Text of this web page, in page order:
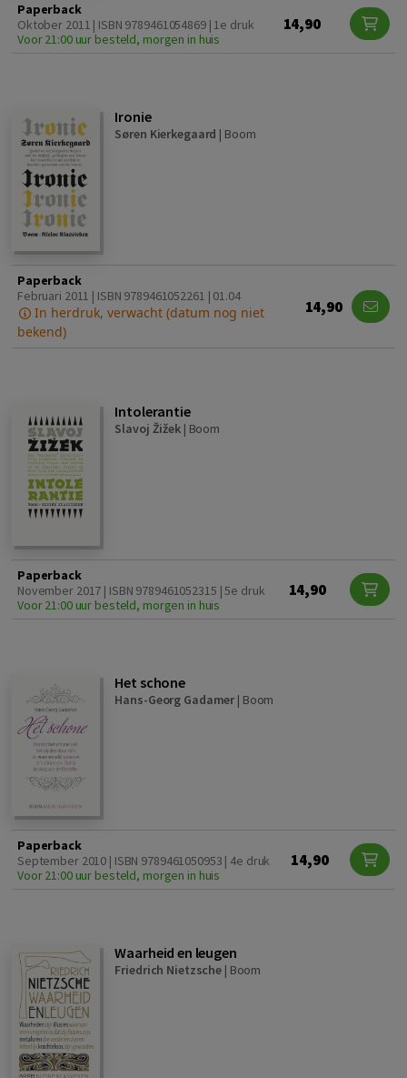
Paperback
Oktober 2011 | ISBN 9789461054869 | 1e druk
Voor 21:00 uur besteld, morgen in huis
14,90
Ironie
Søren Kierkegaard | Boom
Paperback
Februari 2011 | ISBN 9789461052261 | 01.04
In herdruk, verwacht (datum nog niet
bekend)
14,90
Intolerantie
Slavoj Žižek| Boom
Paperback
November 2017 | ISBN 9789461052315 | 5e druk
Voor 21:00 uur besteld, morgen in huis
14,90
Het schone
Hans-Georg Gadamer | Boom
Paperback
September 2010 | ISBN 9789461050953 | 4e druk
Voor 21:00 uur besteld, morgen in huis
14,90
Waarheid en leugen
Friedrich Nietzsche | Boom